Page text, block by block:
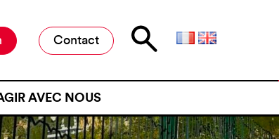
AVEC NOUS
MILITER À L’ANAFÉ
Contact